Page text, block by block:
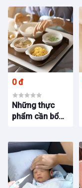
khỏe như thế
nào?
0 đ
Những thực
phẩm cần bổ
chia sẻ từ BS
Bích Trang
BMT